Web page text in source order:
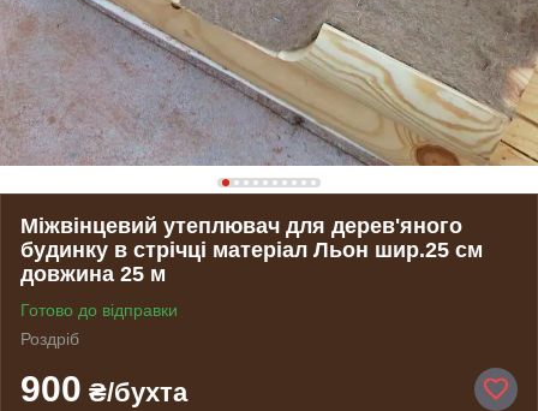
Міжвінцевий утеплювач для дерев'яного
будинку в стрічці матеріал Льон шир.25 см
довжина 25 м
Готово до відправки
Роздріб
900 ₴/бухта